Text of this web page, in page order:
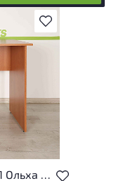
В избранное